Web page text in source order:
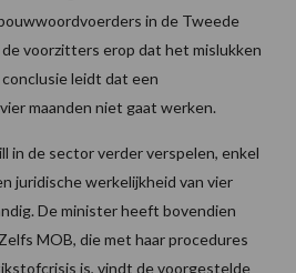
in de Tweede
voorzitters erop dat het mislukken
leidt dat een
maanden niet gaat werken.
in de sector verder verspelen, enkel
juridische werkelijkheid van vier
De minister heeft bovendien
MOB, die met haar procedures
is, vindt de voorgestelde